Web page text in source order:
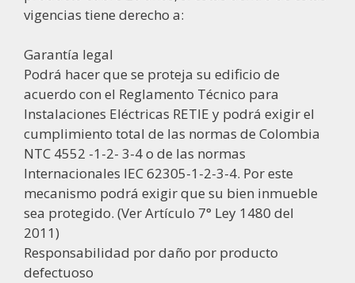
vigencias tiene derecho a:
Garantía legal
Podrá hacer que se proteja su edificio de
acuerdo con el Reglamento Técnico para
Instalaciones Eléctricas RETIE y podrá exigir el
cumplimiento total de las normas de Colombia
NTC 4552 -1-2- 3-4 o de las normas
Internacionales IEC 62305-1-2-3-4. Por este
mecanismo podrá exigir que su bien inmueble
sea protegido. (Ver Artículo 7° Ley 1480 del
2011)
Responsabilidad por daño por producto
defectuoso